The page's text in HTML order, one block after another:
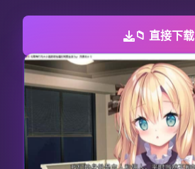
📁 直接下载